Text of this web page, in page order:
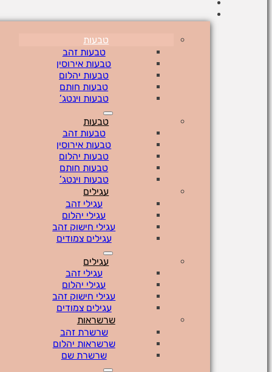
טבעות
טבעות זהב
טבעות אירוסין
טבעות יהלום
טבעות חותם
טבעות וינטג’
טבעות
טבעות זהב
טבעות אירוסין
טבעות יהלום
טבעות חותם
טבעות וינטג’
עגילים
עגילי זהב
עגילי יהלום
עגילי חישוק זהב
עגילים צמודים
עגילים
עגילי זהב
עגילי יהלום
עגילי חישוק זהב
עגילים צמודים
שרשראות
שרשרת זהב
שרשראות יהלום
שרשרת שם